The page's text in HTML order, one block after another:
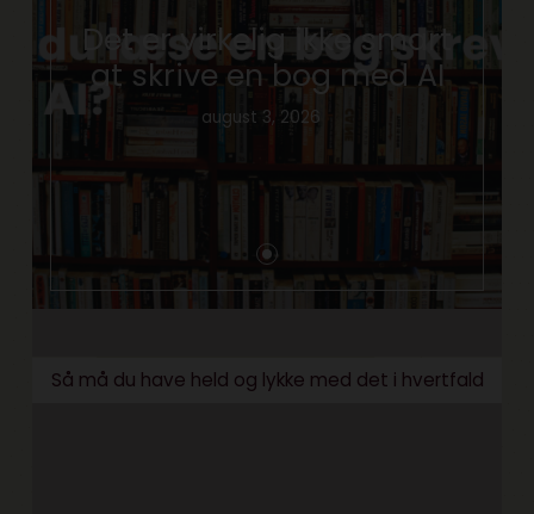
Det er virkelig ikke smart
at skrive en bog med AI
august 3, 2026
Så må du have held og lykke med det i hvertfald